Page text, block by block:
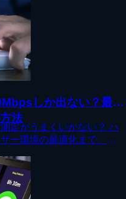
しか出ない？最大
法
定がうまくいかない？ ハ
ー環境の最適化まで、
ク速度を簡単に解放でき